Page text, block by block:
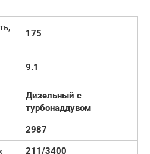
175
9.1
Дизельный c
турбонаддувом
2987
211/3400